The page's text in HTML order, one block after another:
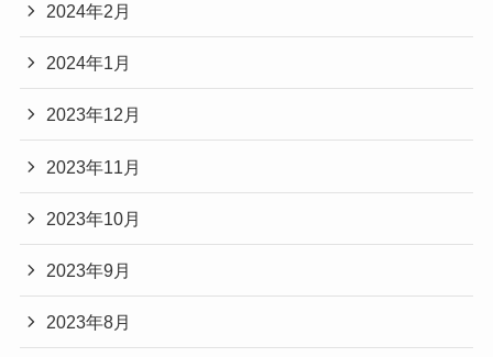
2024年2月
2024年1月
2023年12月
2023年11月
2023年10月
2023年9月
2023年8月